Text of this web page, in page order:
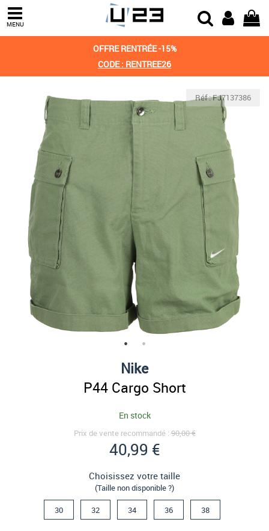
MENU
OFFRE RENTRÉE -15%
CODE : RENTREE26
Réf : FJ7137386
Nike
P44 Cargo Short
En stock
Prix de vente recommandé :90,00 €
40,99 €
Choisissez votre taille
(Taille non disponible ?)
30 32 34 36 38